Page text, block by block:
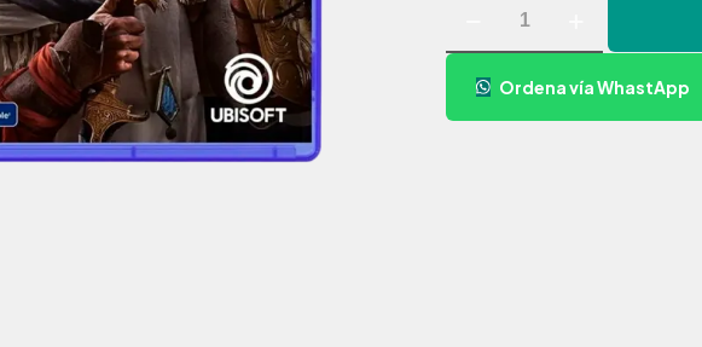
ASSASSINS
CREED
MIRAGE
Ordena vía WhastApp